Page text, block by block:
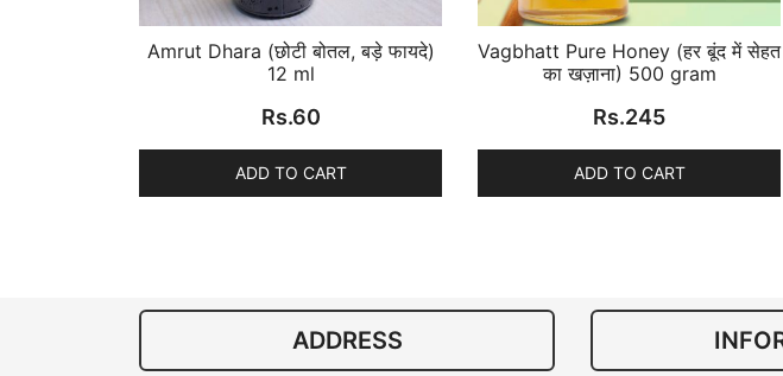
Amrut Dhara (छोटी बोतल, बड़े फायदे)
12 ml
Rs.60
ADD TO CART
Vagbhatt Pure Honey (हर बूंद में सेहत
का खज़ाना) 500 gram
Rs.245
ADD TO CART
ADDRESS